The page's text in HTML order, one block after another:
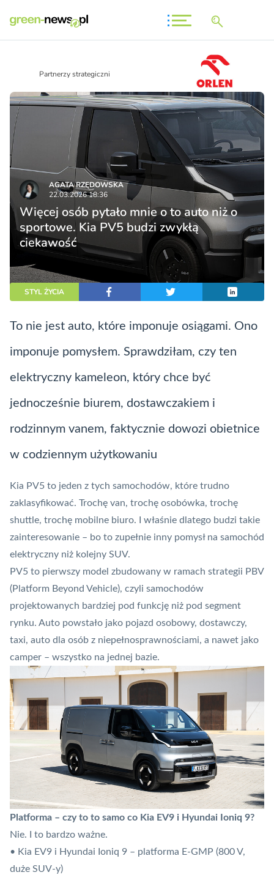
Partnerzy strategiczni
AGATA RZĘDOWSKA
22.03.2026 18:36
Więcej osób pytało mnie o to auto niż o
sportowe. Kia PV5 budzi zwykłą
ciekawość
STYL ŻYCIA
To nie jest auto, które imponuje osiągami. Ono
imponuje pomysłem. Sprawdziłam, czy ten
elektryczny kameleon, który chce być
jednocześnie biurem, dostawczakiem i
rodzinnym vanem, faktycznie dowozi obietnice
w codziennym użytkowaniu
Kia PV5 to jeden z tych samochodów, które trudno
zaklasyfikować. Trochę van, trochę osobówka, trochę
shuttle, trochę mobilne biuro. I właśnie dlatego budzi takie
zainteresowanie – bo to zupełnie inny pomysł na samochód
elektryczny niż kolejny SUV.
PV5 to pierwszy model zbudowany w ramach strategii PBV
(Platform Beyond Vehicle), czyli samochodów
projektowanych bardziej pod funkcję niż pod segment
rynku. Auto powstało jako pojazd osobowy, dostawczy,
taxi, auto dla osób z niepełnosprawnościami, a nawet jako
camper – wszystko na jednej bazie.
Platforma – czy to to samo co Kia EV9 i Hyundai Ioniq 9?
Nie. I to bardzo ważne.
• Kia EV9 i Hyundai Ioniq 9 – platforma E-GMP (800 V,
duże SUV-y)